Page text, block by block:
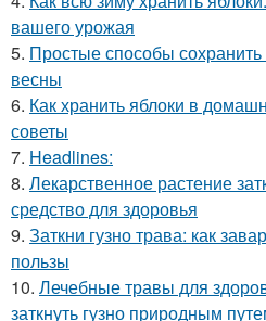
вашего урожая
5. Простые способы
весны
6. Как хранить яблоки в
советы
7. Headlines:
8. Лекарственное растение
средство для здоровья
9. Заткни гузно трава: как
пользы
10. Лечебные травы для
заткнуть гузно природным